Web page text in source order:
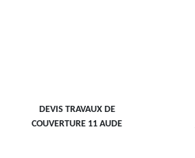
DEVIS TRAVAUX DE
COUVERTURE 11 AUDE